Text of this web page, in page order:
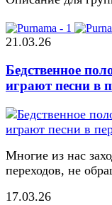
21.03.26
Бедственное
играют песни в
Многие из нас
переходов, не
17.03.26